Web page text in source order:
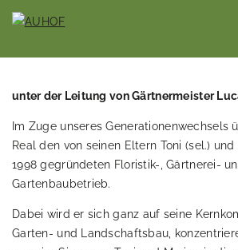
unter der Leitung von Gärtnermeister
Im Zuge unseres Generationenwechsels
Real den von seinen Eltern Toni (sel.)
1998 gegründeten Floristik-, Gärtnerei-
Gartenbaubetrieb.
Dabei wird er sich ganz auf seine
Garten- und Landschaftsbau,